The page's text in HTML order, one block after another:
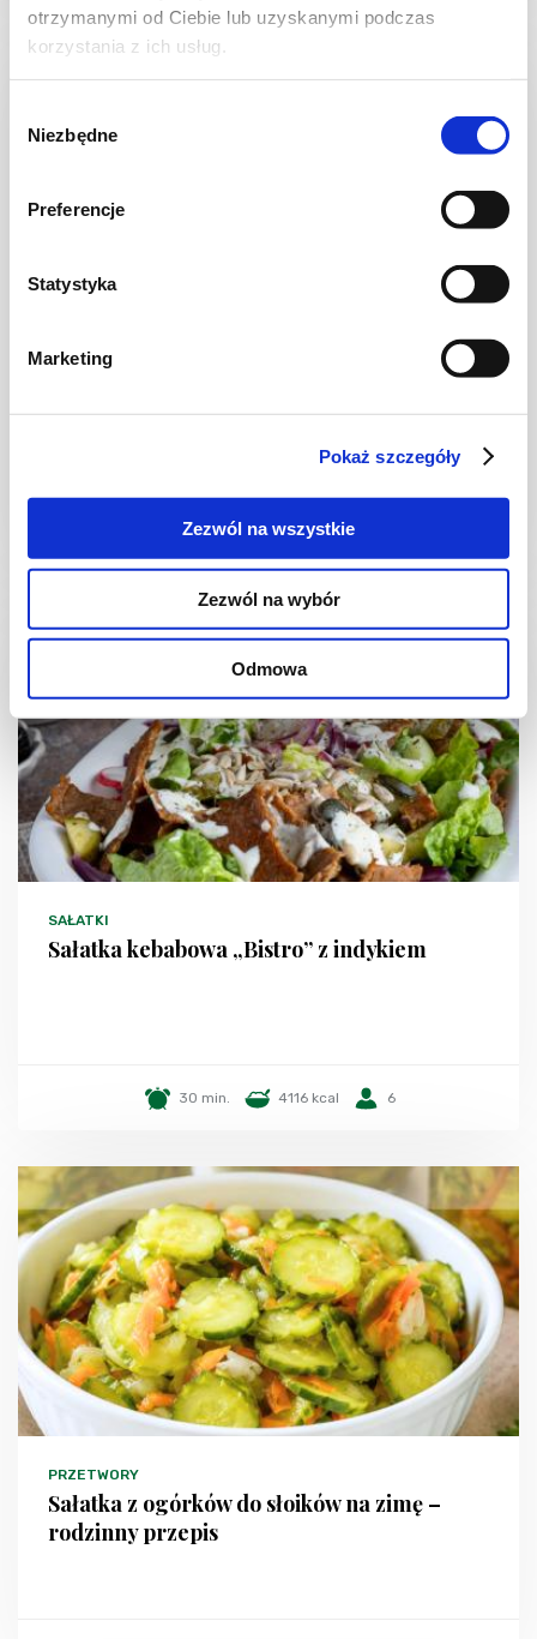
otrzymanymi od Ciebie lub uzyskanymi podczas
korzystania z ich usług.
zgody
Niezbędne
Preferencje
Statystyka
Marketing
Pokaż szczegóły
Zezwól na wszystkie
Zezwól na wybór
Odmowa
PRZETWORY
słoików na zimę
2639 kcal
SAŁATKI
Sałatka kebabowa „Bistro” z indykiem
30 min. 4116 kcal 6
PRZETWORY
Sałatka z ogórków do słoików na zimę –
rodzinny przepis